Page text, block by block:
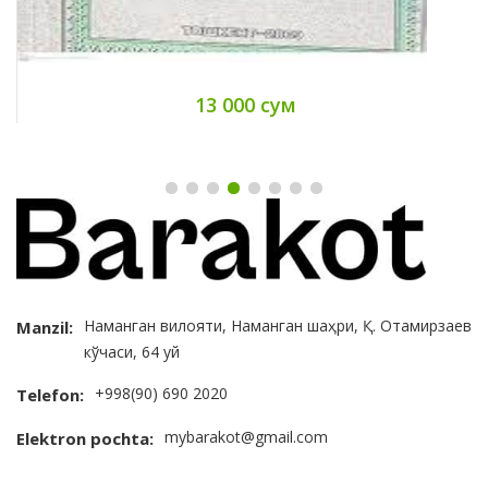
13 000 сум
Manzil: Наманган вилояти, Наманган шаҳри, Қ. Отамирзаев
кўчаси, 64 уй
Telefon: +998(90) 690 2020
Elektron pochta: mybarakot@gmail.com